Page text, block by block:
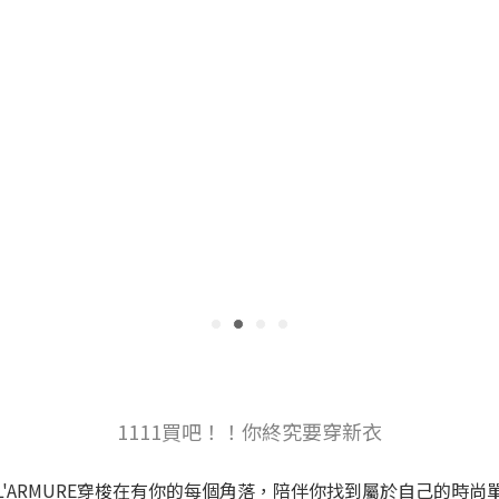
1111買吧！！你終究要穿新衣
穿梭在有你的每個角落，陪伴你找到屬於自己的時尚